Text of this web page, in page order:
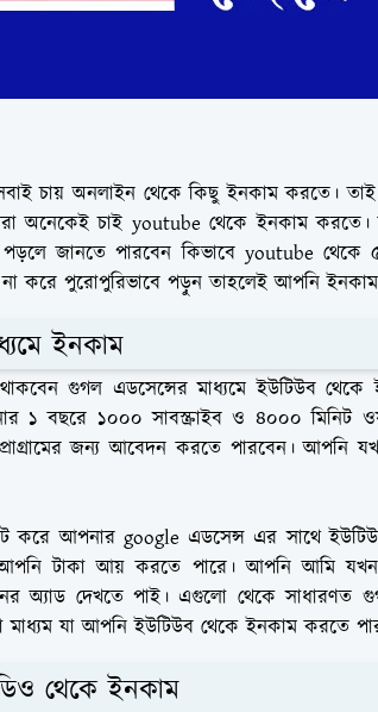
সবাই চায় অনলাইন থেকে কিছু ইনকাম করতে।
অনেকেই চাই youtube থেকে ইনকাম করতে।
পড়লে জানতে পারবেন কিভাবে youtube
না করে পুরোপুরিভাবে পড়ুন তাহলেই আপনি
ইনকাম
গুগল এডসেন্সের মাধ্যমে ইউটিউব
১ বছরে ১০০০ সাবস্ক্রাইব ও ৪০০০ মিনিট
জন্য আবেদন করতে পারবেন। আপনি
করে আপনার google এডসেন্স এর সাথে
আপনি টাকা আয় করতে পারে। আপনি আমি
অ্যাড দেখতে পাই। এগুলো থেকে সাধারণত
মাধ্যম যা আপনি ইউটিউব থেকে ইনকাম করতে
থেকে ইনকাম